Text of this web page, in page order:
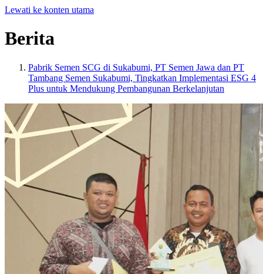
Lewati ke konten utama
Berita
Pabrik Semen SCG di Sukabumi, PT Semen Jawa dan PT
Tambang Semen Sukabumi, Tingkatkan Implementasi ESG 4
Plus untuk Mendukung Pembangunan Berkelanjutan